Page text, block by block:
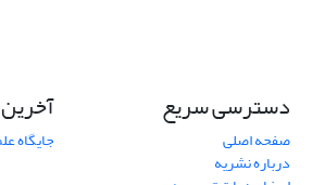
دسترسی سریع
صفحه اصلی
درباره نشریه
جایگاه